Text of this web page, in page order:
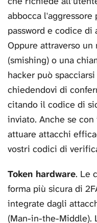
abbocca
password e codice di
Oppure attraverso un
(smishing) o una
hacker può
chiedendovi di
citando il codice di
inviato. Anche se
attuare attacchi
vostri codici di
Token hardware. Le
forma più sicura di
integrate dagli
(Man-in-the-Middle).